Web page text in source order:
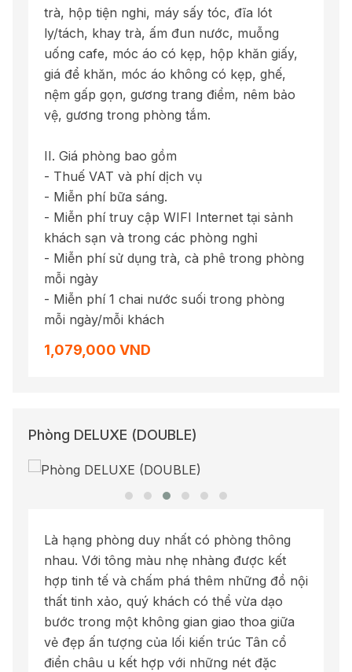
trà, hộp tiện nghi, máy sấy tóc, đĩa lót
ly/tách, khay trà, ấm đun nước, muỗng
uống cafe, móc áo có kẹp, hộp khăn giấy,
giá để khăn, móc áo không có kẹp, ghế,
nệm gấp gọn, gương trang điểm, nêm bảo
vệ, gương trong phòng tắm.
II. Giá phòng bao gồm
- Thuế VAT và phí dịch vụ
- Miễn phí bữa sáng.
- Miễn phí truy cập WIFI Internet tại sảnh
khách sạn và trong các phòng nghỉ
- Miễn phí sử dụng trà, cà phê trong phòng
mỗi ngày
- Miễn phí 1 chai nước suối trong phòng
mỗi ngày/mỗi khách
1,079,000 VND
Phòng DELUXE (DOUBLE)
Là hạng phòng duy nhất có phòng thông
nhau. Với tông màu nhẹ nhàng được kết
hợp tinh tế và chấm phá thêm những đồ nội
thất tinh xảo, quý khách có thể vừa dạo
bước trong một không gian giao thoa giữa
vẻ đẹp ấn tượng của lối kiến trúc Tân cổ
điển châu u kết hợp với những nét đặc